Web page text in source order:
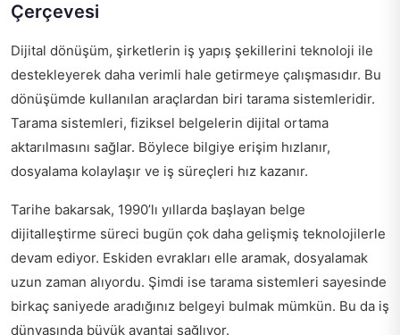
Çerçevesi
Dijital dönüşüm, şirketlerin iş yapış şekillerini teknoloji ile
destekleyerek daha verimli hale getirmeye çalışmasıdır. Bu
dönüşümde kullanılan araçlardan biri tarama sistemleridir.
Tarama sistemleri, fiziksel belgelerin dijital ortama
aktarılmasını sağlar. Böylece bilgiye erişim hızlanır,
dosyalama kolaylaşır ve iş süreçleri hız kazanır.
Tarihe bakarsak, 1990’lı yıllarda başlayan belge
dijitalleştirme süreci bugün çok daha gelişmiş teknolojilerle
devam ediyor. Eskiden evrakları elle aramak, dosyalamak
uzun zaman alıyordu. Şimdi ise tarama sistemleri sayesinde
birkaç saniyede aradığınız belgeyi bulmak mümkün. Bu da iş
dünyasında büyük avantaj sağlıyor.